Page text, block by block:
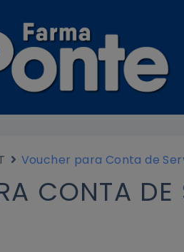
Voucher para Conta de
CONTA DE